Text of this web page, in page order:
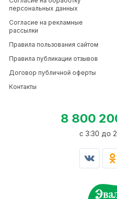
персональных данных
Согласие на рекламные
рассылки
Правила пользования сайтом
Правила публикации отзывов
Договор публичной оферты
Контакты
8 800
c 3:30 до